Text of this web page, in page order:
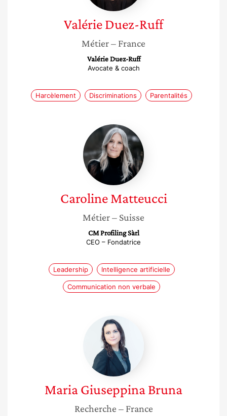
ValérieDuez-Ruff
Métier– France
Valérie Duez-Ruff
Avocate & coach
Harcèlement Discriminations Parentalités
Caroline
Matteucci
Caroline Matteucci
Métier– Suisse
CM Profiling Sàrl
CEO – Fondatrice
Leadership Intelligence artificielle
Communication non verbale
Maria
Giuseppina
Bruna
Maria GiuseppinaBruna
Recherche – France